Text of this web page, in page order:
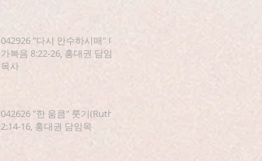
042926 "다시 안수하시매" 마
가복음 8:22-26, 홍대권 담임
목사
042626 "한 움큼" 룻기(Ruth)
2:14-16, 홍대권 담임목